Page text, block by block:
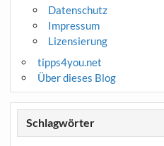
Datenschutz
Impressum
Lizensierung
tipps4you.net
Über dieses Blog
Schlagwörter